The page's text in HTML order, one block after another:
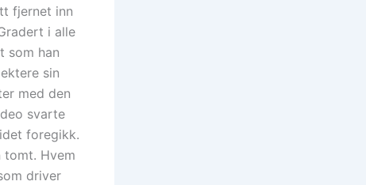
fjernet inn
i alle
som han
sin
med den
svarte
foregikk.
tomt. Hvem
driver